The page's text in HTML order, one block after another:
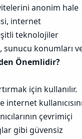
anonim hale
internet
teknolojiler
konumları
Önemlidir?
için kullanılır.
çevrimiçi
gibi güvensiz